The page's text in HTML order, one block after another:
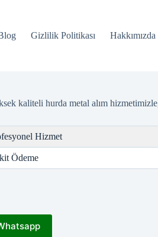
Gizlilik Politikası Hakkımızda
kaliteli hurda metal alım
Hizmet
Ödeme